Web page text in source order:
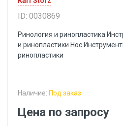
ID: 0030869
Ринология и ринопластика
и ринопластики Hoc
ринопластики
Наличие: Под заказ
Цена по запросу